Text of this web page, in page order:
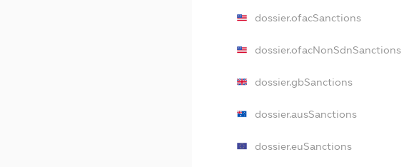
dossier.ofacSanctions
dossier.ofacNonSdnSanctions
dossier.gbSanctions
dossier.ausSanctions
dossier.euSanctions